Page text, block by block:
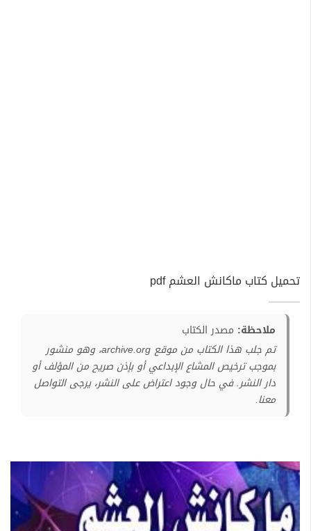
تحميل كتاب ماكانش العشم pdf
ملاحظة: مصدر الكتاب
تم جلب هذا الكتاب من موقع archive.org، وهو منشور
بموجب ترخيص المشاع الإبداعي أو بإذن صريح من المؤلف أو
دار النشر. في حال وجود اعتراض على النشر، يرجى التواصل
معنا.